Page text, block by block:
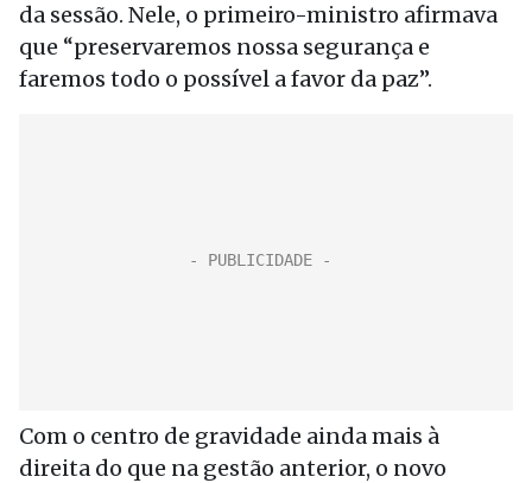
da sessão. Nele, o primeiro-ministro afirmava
que “preservaremos nossa segurança e
faremos todo o possível a favor da paz”.
Com o centro de gravidade ainda mais à
direita do que na gestão anterior, o novo